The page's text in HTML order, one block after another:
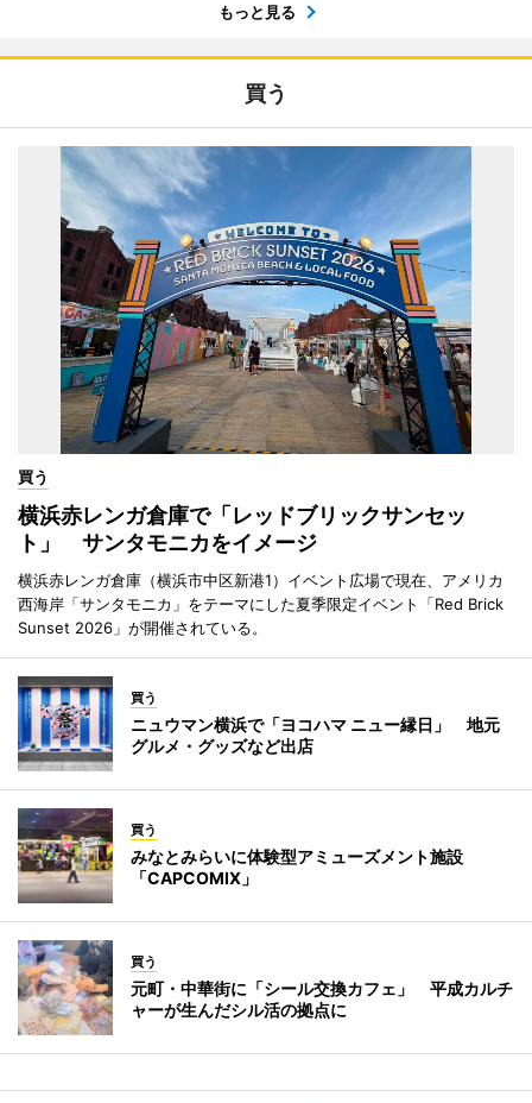
もっと見る
買う
買う
横浜赤レンガ倉庫で「レッドブリックサンセッ
ト」 サンタモニカをイメージ
横浜赤レンガ倉庫（横浜市中区新港1）イベント広場で現在、アメリカ
西海岸「サンタモニカ」をテーマにした夏季限定イベント「Red Brick
Sunset 2026」が開催されている。
買う
ニュウマン横浜で「ヨコハマ ニュー縁日」 地元
グルメ・グッズなど出店
買う
みなとみらいに体験型アミューズメント施設
「CAPCOMIX」
買う
元町・中華街に「シール交換カフェ」 平成カルチ
ャーが生んだシル活の拠点に